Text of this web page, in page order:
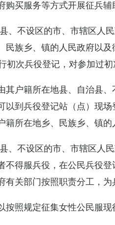
买服务等方式开展征兵辅
、不设区的市、市辖区人
民族乡、镇的人民政府以
初次兵役登记，对参加过
其户籍所在地县、自治县
以到兵役登记站（点）现
所在地乡、民族乡、镇的
、不设区的市、市辖区人
不得服兵役，在公民兵役
有关部门按照职责分工，
照规定征集女性公民服现